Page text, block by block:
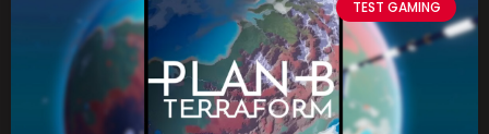
TEST GAMING